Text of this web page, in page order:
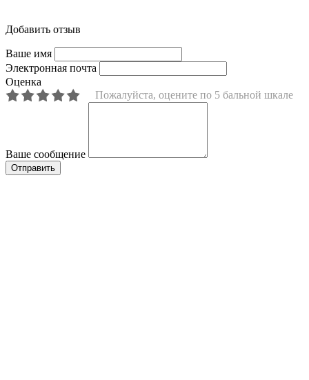
Добавить отзыв
Ваше имя
Электронная почта
Оценка
Пожалуйста, оцените по 5 бальной шкале
Ваше сообщение